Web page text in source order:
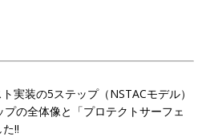
実装の5ステップ（NSTACモデル）
の全体像と「プロテクトサーフェ
!!